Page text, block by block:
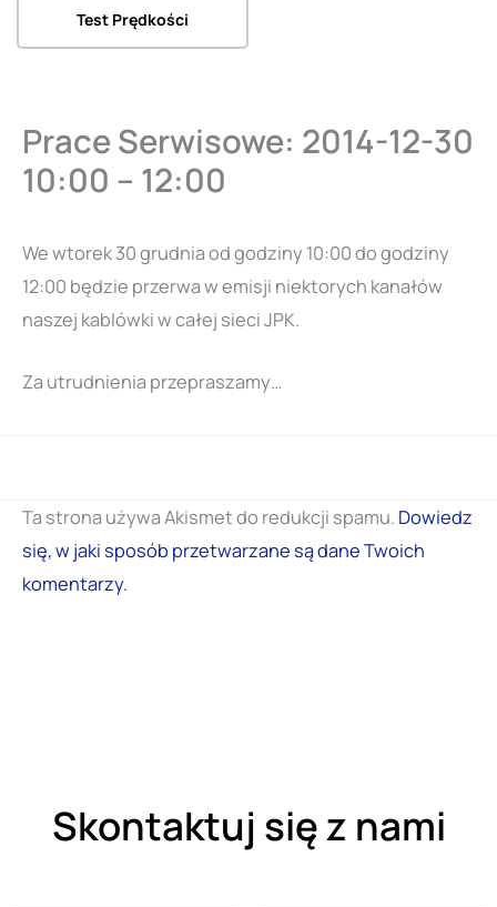
Test Prędkości
Prace Serwisowe: 2014-12-30
10:00 – 12:00
We wtorek 30 grudnia od godziny 10:00 do godziny
12:00 będzie przerwa w emisji niektorych kanałów
naszej kablówki w całej sieci JPK.
Za utrudnienia przepraszamy…
Ta strona używa Akismet do redukcji spamu. Dowiedz
się, w jaki sposób przetwarzane są dane Twoich
komentarzy.
Skontaktuj się z nami